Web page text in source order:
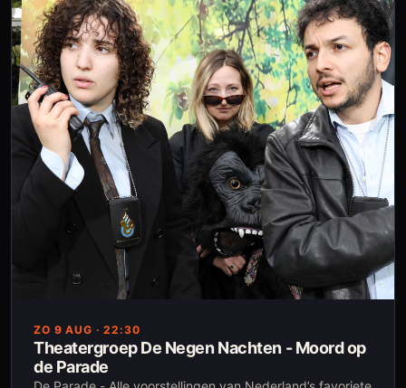
generations?
ZO 9 AUG · 22:30
Theatergroep De Negen Nachten - Moord op
de Parade